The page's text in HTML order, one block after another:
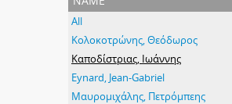
All
Κολοκοτρώνης, Θεόδωρος
Καποδίστριας, Ιωάννης
Eynard, Jean-Gabriel
Μαυρομιχάλης, Πετρόμπεης